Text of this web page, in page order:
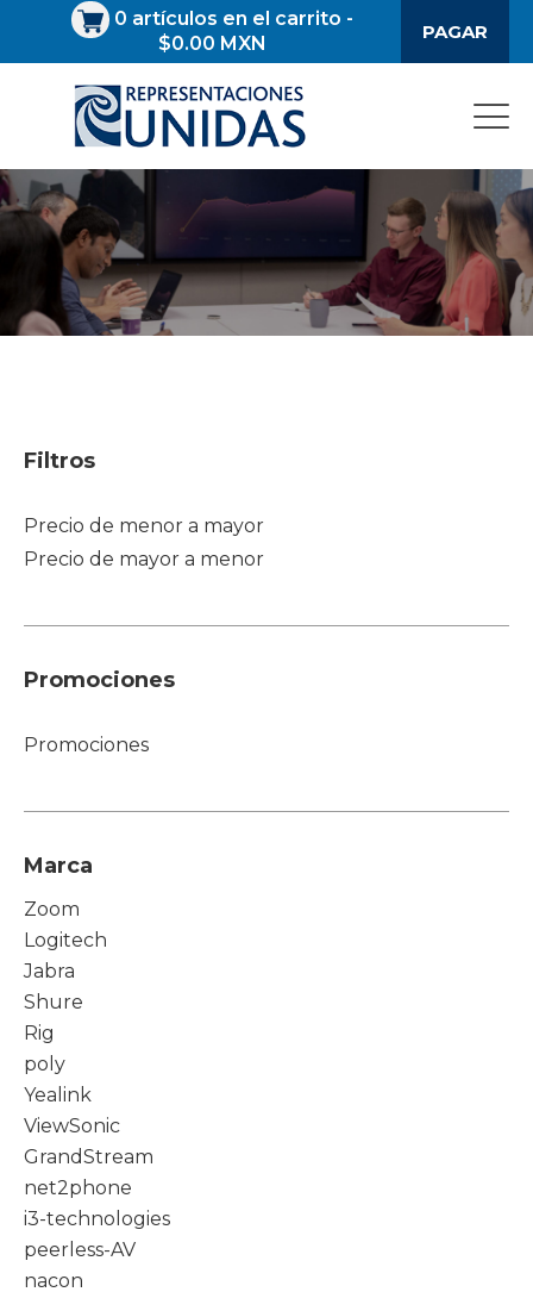
0 artículos en el carrito -
$0.00 MXN
PAGAR
Filtros
Precio de menor a mayor
Precio de mayor a menor
Promociones
Promociones
Marca
Zoom
Logitech
Jabra
Shure
Rig
poly
Yealink
ViewSonic
GrandStream
net2phone
i3-technologies
peerless-AV
nacon